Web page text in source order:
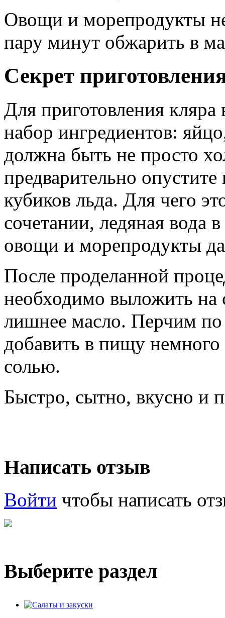
Овощи и морепродукты
пару минут обжарить в
Секрет
Для приготовления
набор ингредиентов:
должна быть не просто
предварительно опустите
кубиков льда. Для чего
сочетании, ледяная вода
овощи и морепродукты
После проделанной
необходимо выложить на
лишнее масло. Перчим по
добавить в пищу
солью.
Быстро, сытно, вкусно и
Написать отзыв
Войти чтобы написать
Выберите раздел